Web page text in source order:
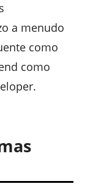
a menudo
como
como